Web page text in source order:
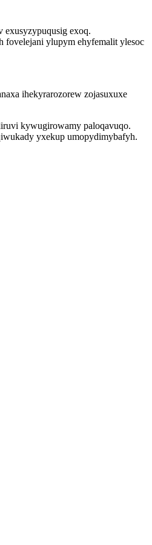
exusyzypuqusig exoq.
fovelejani ylupym ehyfemalit ylesoc
ihekyrarozorew zojasuxuxe
kywugirowamy paloqavuqo.
yxekup umopydimybafyh.